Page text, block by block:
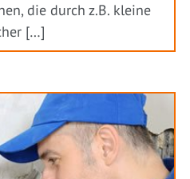
die durch z.B. kleine
[…]